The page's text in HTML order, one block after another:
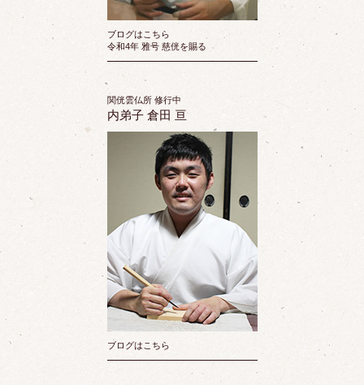
ブログはこちら
令和4年 雅号 慈侊を賜る
関侊雲仏所 修行中
内弟子 倉田 亘
ブログはこちら